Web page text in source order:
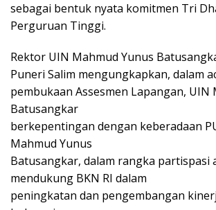
sebagai bentuk nyata komitmen Tri
Perguruan Tinggi.
Rektor UIN Mahmud Yunus
Puneri Salim mengungkapkan, dalam
pembukaan Assesmen Lapangan, UIN
Batusangkar
berkepentingan dengan keberadaan
Mahmud Yunus
Batusangkar, dalam rangka partispasi
mendukung BKN RI dalam
peningkatan dan pengembangan